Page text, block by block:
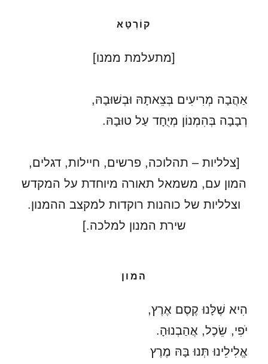
קוֹרְטָא
[מתעלמת ממנו]
אַהֲבָה מְרִיעִים בְּצֵאתָהּ וּבְשׁוּבָהּ,
רְבָבָה בְּהִמְנוֹן מְיֻחָד עַל טוּבָהּ.
[צלליות – תהלוכה, פרשים, חיילות, דגלים,
המון עם, משמאל תאורה מיוחדת על המקדש
וצלליות של כוהנות רוקדות למקצב ההמנון.
שירת המנון למלכה.]
המון
הִיא שֶׁלָּנוּ קֶסֶם אֶרֶץ,
יֹפִי, שֵׂכֶל, אֲהַבְנוּהָ.
אֱלִילֵינוּ תְּנוּ בָּהּ מֶרֶץ